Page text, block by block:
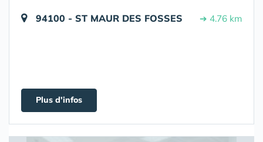
94100 - ST MAUR DES FOSSES ➔ 4.76 km
Plus d'infos